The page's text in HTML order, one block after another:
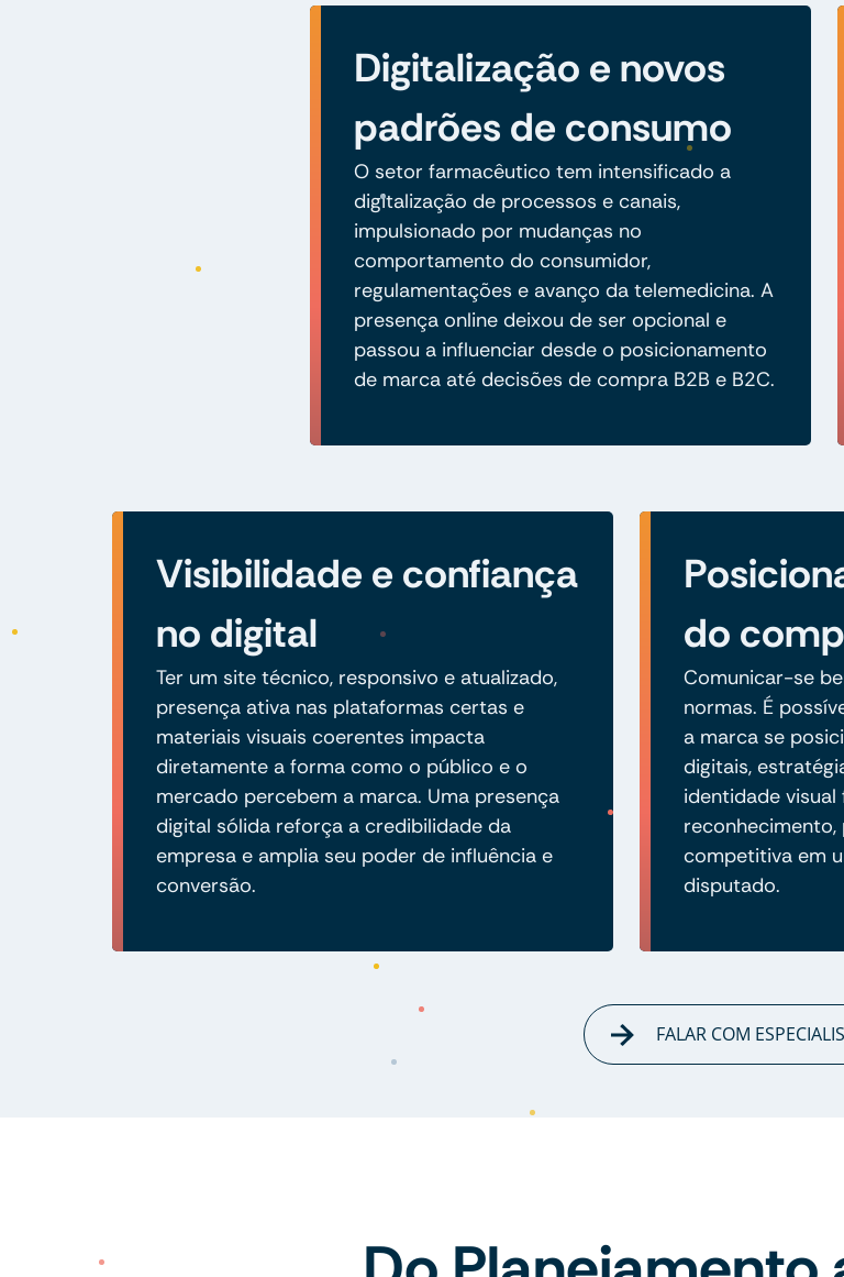
Digitalização e novos
padrões de consumo
O setor farmacêutico tem intensificado a
digitalização de processos e canais,
impulsionado por mudanças no
comportamento do consumidor,
regulamentações e avanço da telemedicina. A
presença online deixou de ser opcional e
passou a influenciar desde o posicionamento
de marca até decisões de compra B2B e B2C.
Visibilidade e confiança
no digital
Ter um site técnico, responsivo e atualizado,
presença ativa nas plataformas certas e
materiais visuais coerentes impacta
diretamente a forma como o público e o
mercado percebem a marca. Uma presença
digital sólida reforça a credibilidade da
empresa e amplia seu poder de influência e
conversão.
do
Comunicar-se
normas. É
a marca se
digitais,
identidade
reconhecimento,
competitiva em
disputado.
FALAR COM